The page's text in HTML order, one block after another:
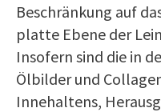
Beschränkung auf
platte Ebene der
Insofern sind die in
Ölbilder und
Innehaltens,